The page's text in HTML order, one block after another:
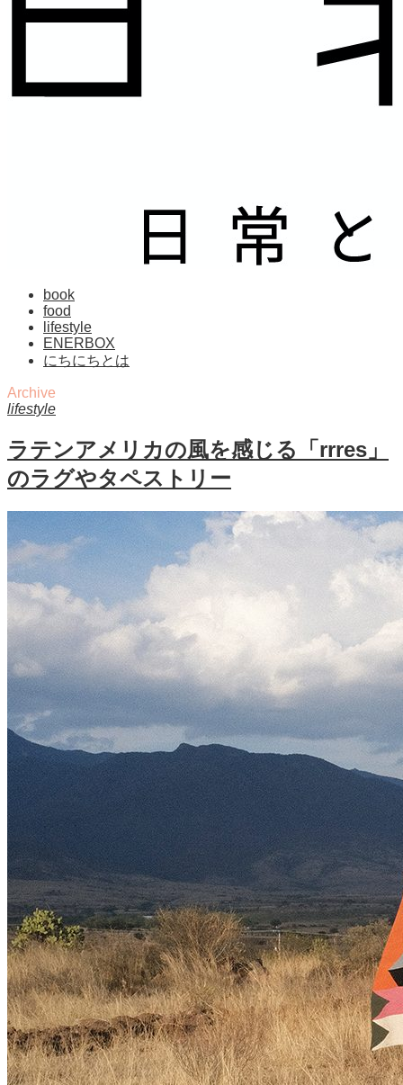
book
food
lifestyle
ENERBOX
にちにちとは
Archive
lifestyle
ラテンアメリカの風を感じる「rrres」
のラグやタペストリー